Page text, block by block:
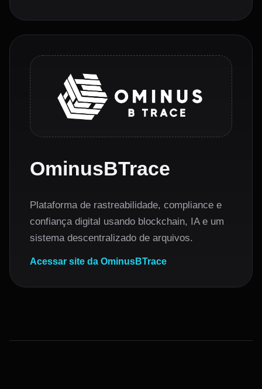
OminusBTrace
Plataforma de rastreabilidade, compliance e
confiança digital usando blockchain, IA e um
sistema descentralizado de arquivos.
Acessar site da OminusBTrace